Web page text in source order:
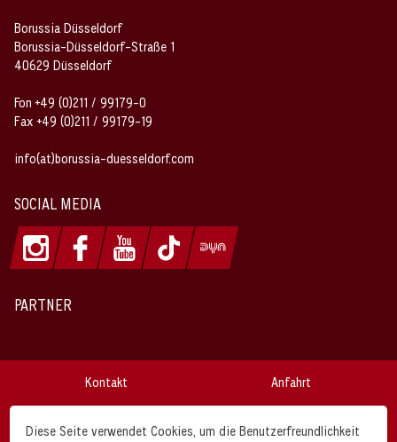
Borussia Düsseldorf
Borussia-Düsseldorf-Straße 1
40629 Düsseldorf
Fon +49 (0)211 / 99179-0
Fax +49 (0)211 / 99179-19
info(at)borussia-duesseldorf.com
SOCIAL MEDIA
PARTNER
Kontakt Anfahrt
Diese Seite verwendet Cookies, um die Benutzerfreundlichkeit